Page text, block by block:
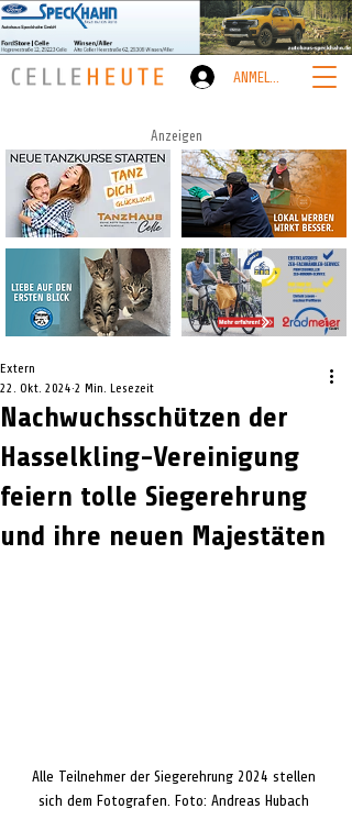
ANMELDEN
Anzeigen
Nachwuchsschützen der
Hasselkling-Vereinigung
feiern tolle Siegerehrung
und ihre neuen Majestäten
Extern
22. Okt. 2024 2 Min. Lesezeit
Alle Teilnehmer der Siegerehrung 2024 stellen
sich dem Fotografen. Foto: Andreas Hubach